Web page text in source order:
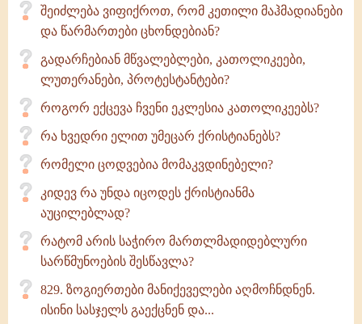
შეიძლება ვიფიქროთ, რომ კეთილი მაჰმადიანები
და წარმართები ცხონდებიან?
გადარჩებიან მწვალებლები, კათოლიკეები,
ლუთერანები, პროტესტანტები?
როგორ ექცევა ჩვენი ეკლესია კათოლიკეებს?
რა ხვედრი ელით უმეცარ ქრისტიანებს?
რომელი ცოდვებია მომაკვდინებელი?
კიდევ რა უნდა იცოდეს ქრისტიანმა
აუცილებლად?
რატომ არის საჭირო მართლმადიდებლური
სარწმუნოების შესწავლა?
829. ზოგიერთები მანიქეველები აღმოჩნდნენ.
ისინი სასჯელს გაექცნენ და...